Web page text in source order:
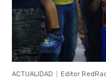
ACTUALIDAD Editor